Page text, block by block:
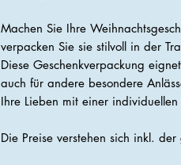
Machen Sie Ihre
verpacken Sie sie stilvoll in der
Diese Geschenkverpackung
auch für andere besondere
Ihre Lieben mit einer
Die Preise verstehen sich inkl.